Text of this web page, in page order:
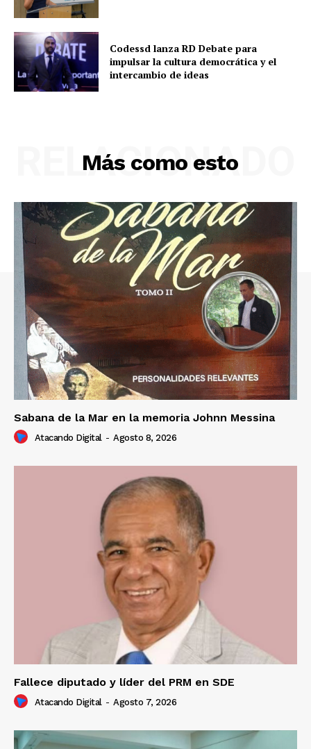
Codessd lanza RD Debate para
impulsar la cultura democrática y el
intercambio de ideas
Más como esto
RELACIONADO
Sabana de la Mar en la memoria Johnn Messina
Atacando Digital - Agosto 8, 2026
Fallece diputado y líder del PRM en SDE
Atacando Digital - Agosto 7, 2026